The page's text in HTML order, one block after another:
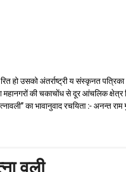
रित हो उसको अंतर्राष्ट्री य संस्कृनत
की चकाचोंध से दूर आंचलिक क्षेत्र
का भावानुवाद रचयिता :- अनन्‍त
वली